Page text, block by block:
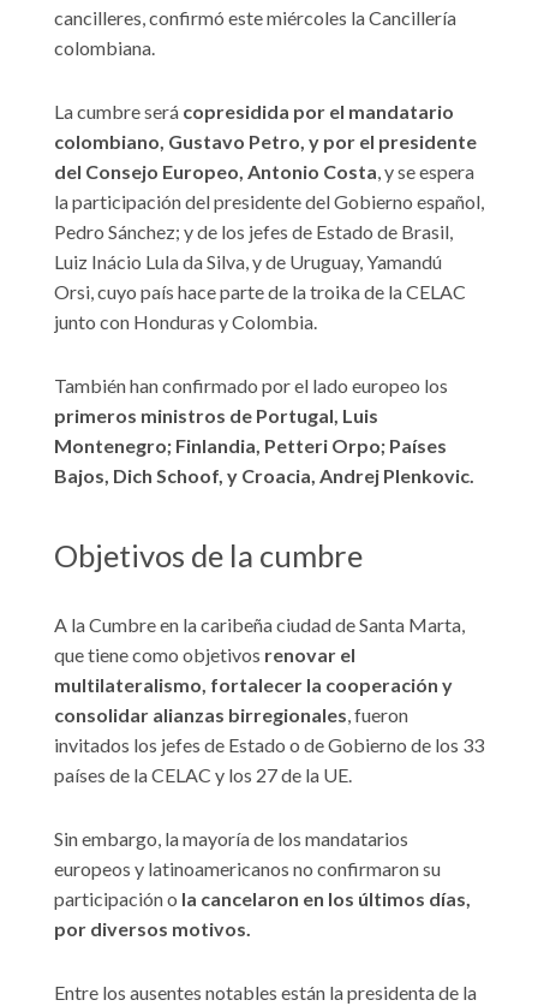
cancilleres, confirmó este miércoles la Cancillería
colombiana.
La cumbre será copresidida por el mandatario
colombiano, Gustavo Petro, y por el presidente
del Consejo Europeo, Antonio Costa , y se espera
la participación del presidente del Gobierno español,
Pedro Sánchez; y de los jefes de Estado de Brasil,
Luiz Inácio Lula da Silva, y de Uruguay, Yamandú
Orsi, cuyo país hace parte de la troika de la CELAC
junto con Honduras y Colombia.
También han confirmado por el lado europeo los
primeros ministros de Portugal, Luis
Montenegro; Finlandia, Petteri Orpo; Países
Bajos, Dich Schoof, y Croacia, Andrej Plenkovic.
Objetivos de la cumbre
A la Cumbre en la caribeña ciudad de Santa Marta,
que tiene como objetivos renovar el
multilateralismo, fortalecer la cooperación y
consolidar alianzas birregionales, fueron
invitados los jefes de Estado o de Gobierno de los 33
países de la CELAC y los 27 de la UE.
Sin embargo, la mayoría de los mandatarios
europeos y latinoamericanos no confirmaron su
participación o la cancelaron en los últimos días,
por diversos motivos.
Entre los ausentes notables están la presidenta de la